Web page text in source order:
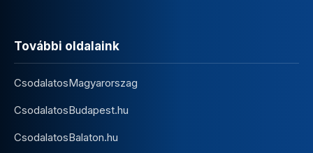
További oldalaink
CsodalatosMagyarorszag
CsodalatosBudapest.hu
CsodalatosBalaton.hu